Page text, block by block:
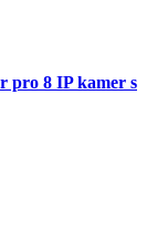
pro 8 IP kamer s